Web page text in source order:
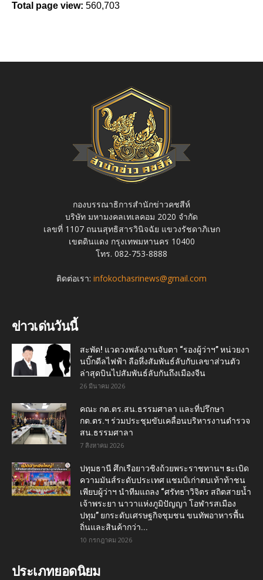
Total page view: 560,703
กองบรรณาธิการสำนักข่าวคชสีห์
บริษัท มหามงคลเทเลคอม 2020 จำกัด
เลขที่ 1107 ถนนสุทธิสารวินิจฉัย แขวงรัชดาภิเษก
เขตดินแดง กรุงเทพมหานคร 10400
โทร. 082-753-8888
ติดต่อเรา: infokochasrinews@gmail.com
ข่าวเด่นวันนี้
สะพัด! แวดวงพลังงานจับตา “รองผู้ว่าฯ” หน่วยงา
นบิ๊กดีลไฟฟ้า ลือหึ่งสัมพันธ์ลับกับเลขาส่วนตัว
ล่าสุดบินไปสัมพันธ์ลับกันถึงเมืองจีน
26 มีนาคม 2026
คณะ กต.ตร.สน.ธรรมศาลา และที่ปรึกษา
กต.ตร.ฯ ร่วมประชุมขับเคลื่อนบริหารงานตำรวจ
สน.ธรรมศาลา
7 สิงหาคม 2026
ปทุมธานี ศึกเรือยาวชิงถ้วยพระราชทานฯ sะเบิด
ความมันส์ระดับประเทศ แชมป์เก่าตบเท้าท้าชน
เพียบผู้ว่าฯ นำทีมแถลง “ศรัทธาวิจิตร สถิตสายน้ำ
เจ้าพระยา นาวาแห่งภูมิปัญญา โอฬารสเมือง
ปทุม” ยกระดับเศรษฐกิจชุมชน ขนทัพอาหารพื้น
ถิ่นและสินค้ากว่า...
10 กรกฎาคม 2026
ประเภทยอดนิยม